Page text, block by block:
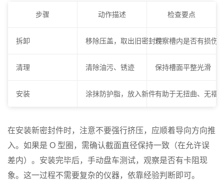
步骤 动作描述 检查要点
拆卸 移除压盖，取出旧密封件观察槽内是否有损伤
清理 清除油污、锈迹 保持槽面平整光滑
安装 涂抹防护脂，放入新件有助于无扭曲、无褶
在安装新密封件时，注意不要强行挤压，应顺着导向方向推
入。如果是 O 型圈，需确认截面直径保持一致（在允许误
差内）。安装完毕后，手动盘车测试，观察是否有卡阻现
象。这一过程不需要复杂的仪器，依靠经验判断即可。